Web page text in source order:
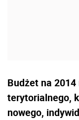
Budżet na
terytorialnego,
nowego,